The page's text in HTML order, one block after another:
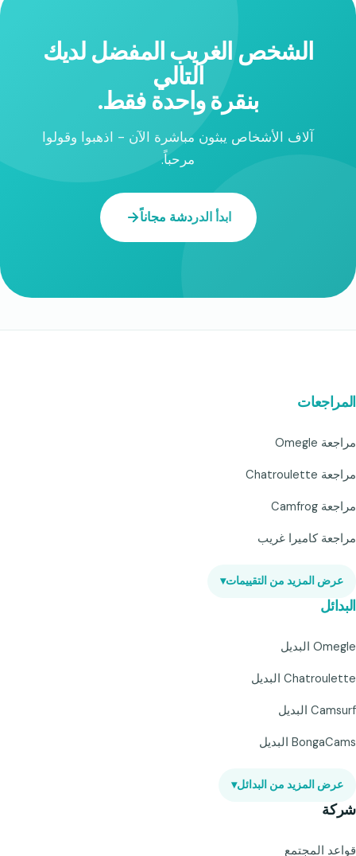
الشخص الغريب المفضل لديك
التالي
بنقرة واحدة فقط.
آلاف الأشخاص يبثون مباشرة الآن - اذهبوا وقولوا
مرحباً.
ابدأ الدردشة مجاناً
المراجعات
مراجعة Omegle
مراجعة Chatroulette
مراجعة Camfrog
مراجعة كاميرا غريب
عرض المزيد من التقييمات▾
البدائل
Omegle البديل
Chatroulette البديل
Camsurf البديل
BongaCams البديل
عرض المزيد من البدائل▾
شركة
قواعد المجتمع